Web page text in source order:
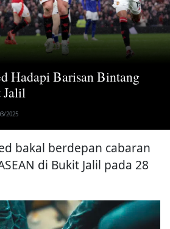
Hadapi Barisan Bintang
2025
bakal berdepan cabaran
di Bukit Jalil pada 28